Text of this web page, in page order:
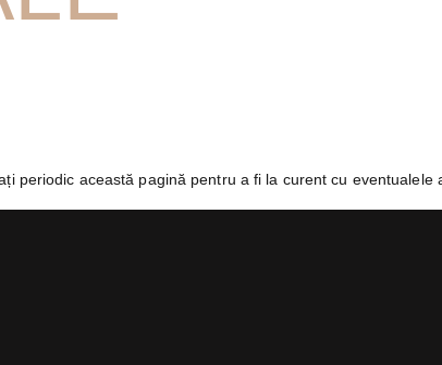
periodic această pagină pentru a fi la curent cu eventualele